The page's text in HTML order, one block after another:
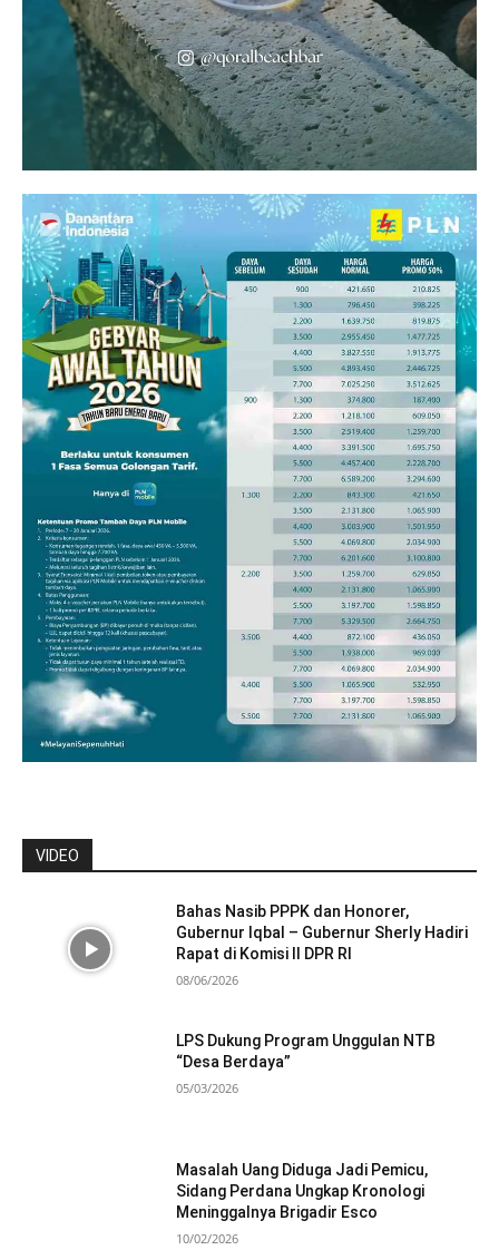
VIDEO
Bahas Nasib PPPK dan Honorer,
Gubernur Iqbal – Gubernur Sherly Hadiri
Rapat di Komisi II DPR RI
08/06/2026
LPS Dukung Program Unggulan NTB
“Desa Berdaya”
05/03/2026
Masalah Uang Diduga Jadi Pemicu,
Sidang Perdana Ungkap Kronologi
Meninggalnya Brigadir Esco
10/02/2026